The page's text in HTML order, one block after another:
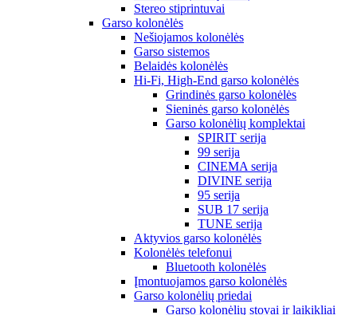
Stereo stiprintuvai
Garso kolonėlės
Nešiojamos kolonėlės
Garso sistemos
Belaidės kolonėlės
Hi-Fi, High-End garso kolonėlės
Grindinės garso kolonėlės
Sieninės garso kolonėlės
Garso kolonėlių komplektai
SPIRIT serija
99 serija
CINEMA serija
DIVINE serija
95 serija
SUB 17 serija
TUNE serija
Aktyvios garso kolonėlės
Kolonėlės telefonui
Bluetooth kolonėlės
Įmontuojamos garso kolonėlės
Garso kolonėlių priedai
Garso kolonėlių stovai ir laikikliai